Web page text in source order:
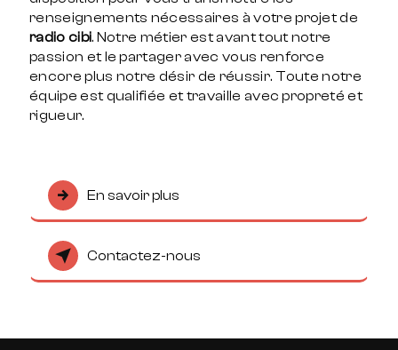
renseignements nécessaires à votre projet de
radio cibi. Notre métier est avant tout notre
passion et le partager avec vous renforce
encore plus notre désir de réussir. Toute notre
équipe est qualifiée et travaille avec propreté et
rigueur.
En savoir plus
Contactez-nous